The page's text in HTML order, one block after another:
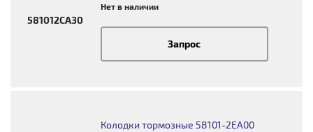
581012CA30
Нет в наличии
Запрос
Колодки тормозные 58101-2EA00